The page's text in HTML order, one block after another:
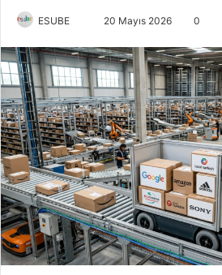
ESUBE
r
e
-
p
o
s
t
a
g
ö
n
20 Mayıs 2026 0